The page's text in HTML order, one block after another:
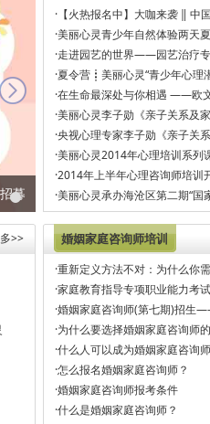
募
· 【火热报名中】大咖来袭 ‖ 中
·美丽心灵青少年自然体验两天
·走进园艺的世界——园艺治疗
·夏令营┋美丽心灵“青少年心理
·在生命最深处与你相遇 ——欧
·美丽心灵李子勋《亲子关系及
·央视心理专家李子勋《亲子关
·美丽心灵2014年心理培训系列
·2014年上半年心理咨询师培训
·美丽心灵承办海沧区第二期“国
>>
婚姻家庭咨询师培训
·重新定义方法不对：为什么你
·家庭教育指导专项职业能力考
·婚姻家庭咨询师(第七期)招生
·为什么要选择婚姻家庭咨询师
·什么人可以成为婚姻家庭咨询
·怎么报名婚姻家庭咨询师？
·婚姻家庭咨询师报考条件
·什么是婚姻家庭咨询师？